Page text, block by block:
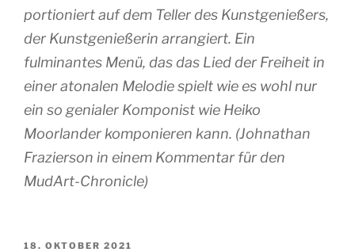
portioniert auf dem Teller des Kunstgenießers,
der Kunstgenießerin arrangiert. Ein
fulminantes Menü, das das Lied der Freiheit in
einer atonalen Melodie spielt wie es wohl nur
ein so genialer Komponist wie Heiko
Moorlander komponieren kann. (Johnathan
Frazierson in einem Kommentar für den
MudArt-Chronicle)
VERÖFFENTLICHT
18. OKTOBER 2021